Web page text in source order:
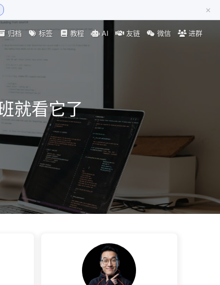
×
归档 标签 教程 AI 友链 微信 进群
就看它了